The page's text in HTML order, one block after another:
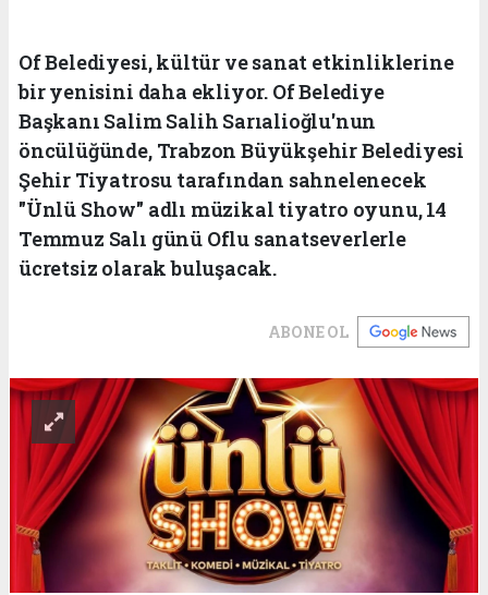
Of Belediyesi, kültür ve sanat etkinliklerine
bir yenisini daha ekliyor. Of Belediye
Başkanı Salim Salih Sarıalioğlu'nun
öncülüğünde, Trabzon Büyükşehir Belediyesi
Şehir Tiyatrosu tarafından sahnelenecek
"Ünlü Show" adlı müzikal tiyatro oyunu, 14
Temmuz Salı günü Oflu sanatseverlerle
ücretsiz olarak buluşacak.
ABONE OL